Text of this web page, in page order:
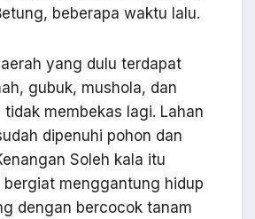
beberapa waktu lalu.
yang dulu terdapat
gubuk, mushola, dan
membekas lagi. Lahan
dipenuhi pohon dan
Soleh kala itu
menggantung hidup
dengan bercocok tanam